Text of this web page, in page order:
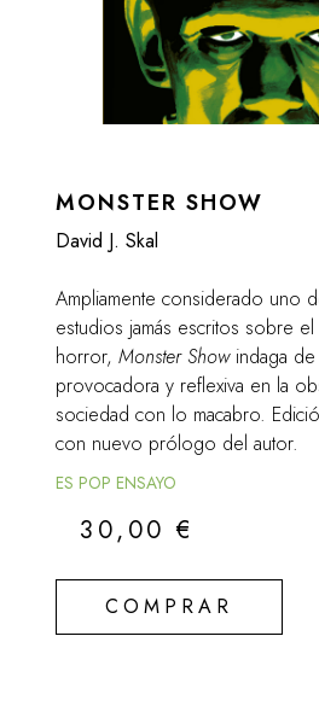
MONSTER SHOW
David J. Skal
Ampliamente considerado uno
estudios jamás escritos sobre
horror,Monster Showindaga de
provocadora y reflexiva en la
sociedad con lo macabro.
con nuevo prólogo del autor.
ES POP ENSAYO
30,00€
COMPRAR